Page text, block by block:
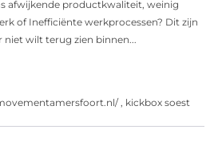
afwijkende productkwaliteit, weinig
of Inefficiënte werkprocessen? Dit zijn
niet wilt terug zien binnen...
, kickbox soest